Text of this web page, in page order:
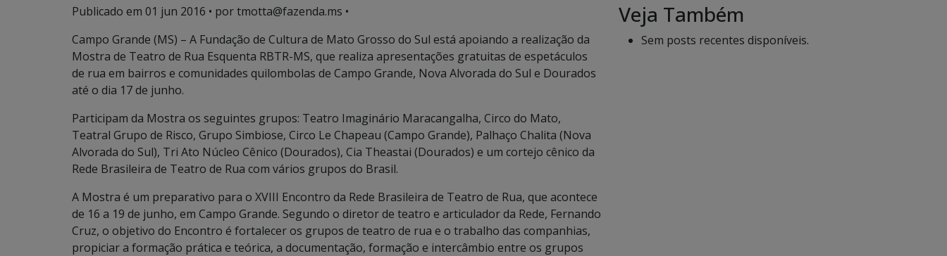
Publicado em 01 jun 2016 • por tmotta@fazenda.ms •
Campo Grande (MS) – A Fundação de Cultura de Mato Grosso do Sul está apoiando a realização da
Mostra de Teatro de Rua Esquenta RBTR-MS, que realiza apresentações gratuitas de espetáculos
de rua em bairros e comunidades quilombolas de Campo Grande, Nova Alvorada do Sul e Dourados
até o dia 17 de junho.
Participam da Mostra os seguintes grupos: Teatro Imaginário Maracangalha, Circo do Mato,
Teatral Grupo de Risco, Grupo Simbiose, Circo Le Chapeau (Campo Grande), Palhaço Chalita (Nova
Alvorada do Sul), Tri Ato Núcleo Cênico (Dourados), Cia Theastai (Dourados) e um cortejo cênico da
Rede Brasileira de Teatro de Rua com vários grupos do Brasil.
A Mostra é um preparativo para o XVIII Encontro da Rede Brasileira de Teatro de Rua, que acontece
de 16 a 19 de junho, em Campo Grande. Segundo o diretor de teatro e articulador da Rede, Fernando
Cruz, o objetivo do Encontro é fortalecer os grupos de teatro de rua e o trabalho das companhias,
propiciar a formação prática e teórica, a documentação, formação e intercâmbio entre os grupos
Veja Também
Sem posts recentes disponíveis.